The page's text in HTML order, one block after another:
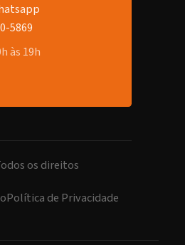
5869
às 19h
os direitos
Política de Privacidade